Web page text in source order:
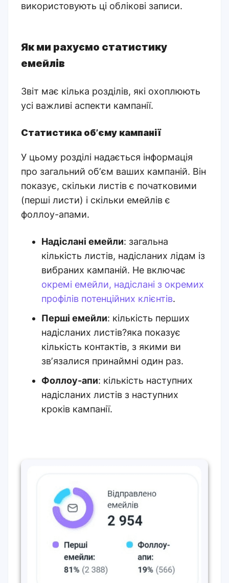
використовують ці облікові записи.
Як ми рахуємо статистику
емейлів
Звіт має кілька розділів, які охоплюють
усі важливі аспекти кампанії.
Статистика обʼєму кампанії
У цьому розділі надається інформація
про загальний обʼєм ваших кампаній. Він
показує, скільки листів є початковими
(перші листи) і скільки емейлів є
фоллоу-апами.
Надіслані емейли: загальна
кількість листів, надісланих лідам із
вибраних кампаній. Не включає
окремі емейли, надіслані з окремих
профілів потенційних клієнтів.
Перші емейли: кількість перших
надісланих листів?яка показує
кількість контактів, з якими ви
звʼязалися принаймні один раз.
Фоллоу-апи: кількість наступних
надісланих листів з наступних
кроків кампанії.